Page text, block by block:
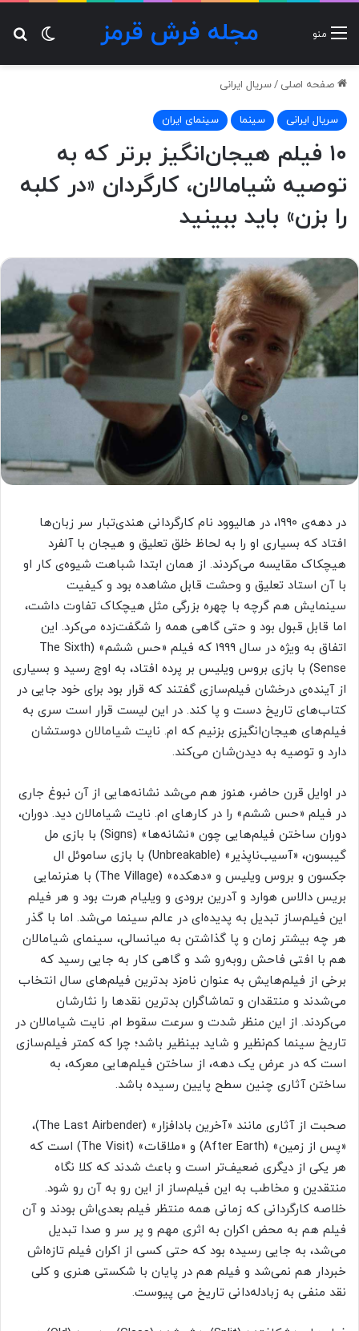
مجله فرش قرمز منو
صفحه اصلی /سریال ایرانی
سریال ایرانی سینما سینمای ایران
۱۰ فیلم هیجان‌انگیز برتر که به
توصیه‌ شیامالان، کارگردان «در کلبه
را بزن» باید ببینید
در دهه‌ی ۱۹۹۰، در هالیوود نام کارگردانی هندی‌تبار سر زبان‌ها
افتاد که بسیاری او را به لحاظ خلق تعلیق و هیجان با آلفرد
هیچکاک مقایسه می‌کردند. از همان ابتدا شباهت شیوه‌ی کار او
با آن استاد تعلیق و وحشت قابل مشاهده بود و کیفیت
سینمایش هم گرچه با چهره بزرگی مثل هیچکاک تفاوت داشت،
اما قابل قبول بود و حتی گاهی همه را شگفت‌زده می‌کرد. این
اتفاق به ویژه در سال ۱۹۹۹ که فیلم «حس ششم» (The Sixth
Sense) با بازی بروس ویلیس بر پرده افتاد، به اوج رسید و بسیاری
از آینده‌ی درخشان فیلم‌سازی گفتند که قرار بود برای خود جایی در
کتاب‌های تاریخ دست و پا کند. در این لیست قرار است سری به
فیلم‌های هیجان‌انگیزی بزنیم که ام. نایت شیامالان دوستشان
دارد و توصیه به دیدن‌شان می‌کند.
در اوایل قرن حاضر، هنوز هم می‌شد نشانه‌هایی از آن نبوغ جاری
در فیلم «حس ششم» را در کارهای ام. نایت شیامالان دید. دوران،
دوران ساختن فیلم‌هایی چون «نشانه‌ها» (Signs) با بازی مل
گیبسون، «آسیب‌ناپذیر» (Unbreakable) با بازی ساموئل ال
جکسون و بروس ویلیس و «دهکده» (The Village) با هنرنمایی
بریس دالاس هوارد و آدرین برودی و ویلیام هرت بود و هر فیلم
این فیلم‌ساز تبدیل به پدیده‌ای در عالم سینما می‌شد. اما با گذر
هر چه بیشتر زمان و پا گذاشتن به میانسالی، سینمای شیامالان
هم با افتی فاحش روبه‌رو شد و گاهی کار به جایی رسید که
برخی از فیلم‌هایش به عنوان نامزد بدترین فیلم‌های سال انتخاب
می‌شدند و منتقدان و تماشاگران بدترین نقدها را نثارشان
می‌کردند. از این منظر شدت و سرعت سقوط ام. نایت شیامالان در
تاریخ سینما کم‌نظیر و شاید بینظیر باشد؛ چرا که کمتر فیلم‌سازی
است که در عرض یک دهه، از ساختن فیلم‌هایی معرکه، به
ساختن آثاری چنین سطح پایین رسیده باشد.
صحبت از آثاری مانند «آخرین بادافزار» (The Last Airbender)،
«پس از زمین» (After Earth) و «ملاقات» (The Visit) است که
هر یکی از دیگری ضعیف‌تر است و باعث شدند که کلا نگاه
منتقدین و مخاطب به این فیلم‌ساز از این رو به آن رو شود.
خلاصه کارگردانی که زمانی همه منتظر فیلم بعدی‌اش بودند و آن
فیلم هم به محض اکران به اثری مهم و پر سر و صدا تبدیل
می‌شد، به جایی رسیده بود که حتی کسی از اکران فیلم تازه‌اش
خبردار هم نمی‌شد و فیلم هم در پایان با شکستی هنری و کلی
نقد منفی به زبادله‌دانی تاریخ می پیوست.